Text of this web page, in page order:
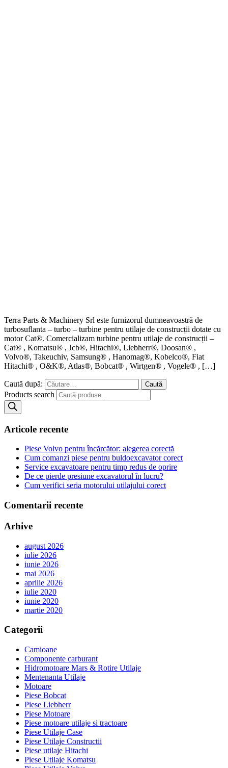
Terra Parts & Machinery Srl este furnizorul dumneavoastră de
turbosuflanta – turbo – turbine pentru utilaje de construcții dotate cu
motor Cat®. Comercializam turbine pentru utilaje de construcții –
Cat® , Komatsu® , Jcb®, Hitachi®, Liebherr®, Doosan® ,
Volvo®, Takeuchiv, Samsung® , Hanomag®, Kobelco®, Fiat
Hitachi® , O&K®, Atlas®, Bobcat® , Wirtgen® , Vogele® , […]
Caută după:
Products search
Articole recente
Piese Volvo pentru încărcător: alegerea corectă
Cum comanzi piese pentru buldoexcavator corect
Service excavatoare pentru timp redus de oprire
De ce pierde presiune excavatorul în lucru?
Cum verifici seria motorului utilajului corect
Comentarii recente
Arhive
august 2026
iulie 2026
iunie 2026
mai 2026
aprilie 2026
iulie 2020
iunie 2020
martie 2020
Categorii
Camioane
Componente carburant
Hidromotoare Mars & Rotire Utilaje
Mentenanta Utilaje
Motoare
Piese Bobcat
Piese Liebherr
Piese Motoare
Piese motoare utilaje si tractoare
Piese Utilaje Case
Piese Utilaje Constructii
Piese utilaje Hitachi
Piese Utilaje Komatsu